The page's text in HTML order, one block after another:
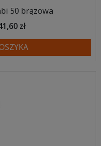
50 brązowa
zł